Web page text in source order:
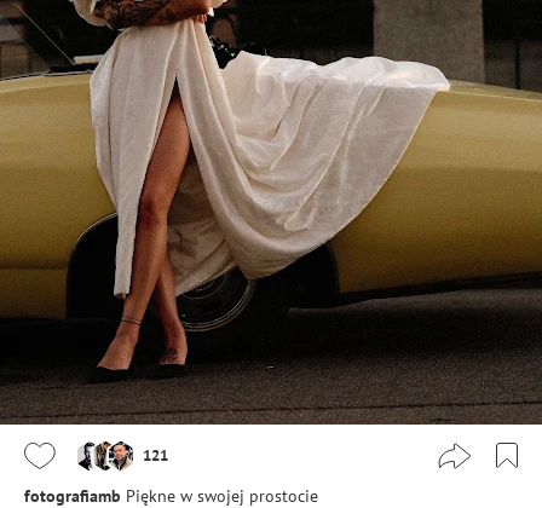
121
fotografiamb Piękne w swojej prostocie